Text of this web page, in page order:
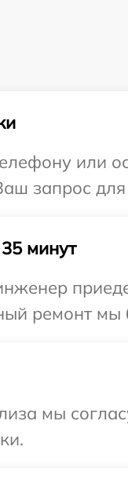
или
запрос
минут
ремонт
мы